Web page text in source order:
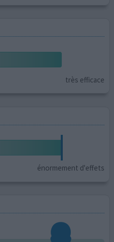
très efficace
énormement d'effets